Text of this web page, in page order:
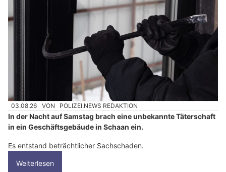
03.08.26 VON POLIZEI.NEWS REDAKTION
In der Nacht auf Samstag brach eine unbekannte Täterschaft
in ein Geschäftsgebäude in Schaan ein.
Es entstand beträchtlicher Sachschaden.
Weiterlesen